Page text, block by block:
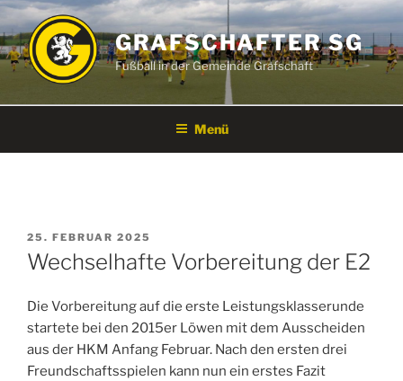
Zum
Inhalt
springen
GRAFSCHAFTER SG
Fußball in der Gemeinde Grafschaft
Menü
VERÖFFENTLICHT
AM
25. FEBRUAR 2025
Wechselhafte Vorbereitung der E2
Die Vorbereitung auf die erste Leistungsklasserunde
startete bei den 2015er Löwen mit dem Ausscheiden
aus der HKM Anfang Februar. Nach den ersten drei
Freundschaftsspielen kann nun ein erstes Fazit